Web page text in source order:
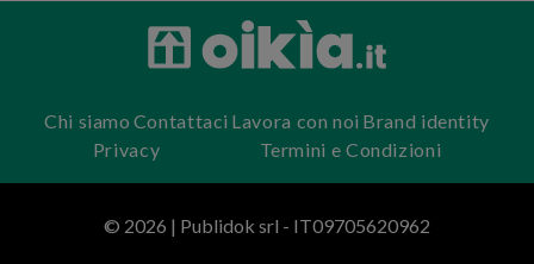
Chi siamo Contattaci Lavora con noi Brand identity
Privacy
Termini e Condizioni
© 2026 | Publidok srl - IT09705620962